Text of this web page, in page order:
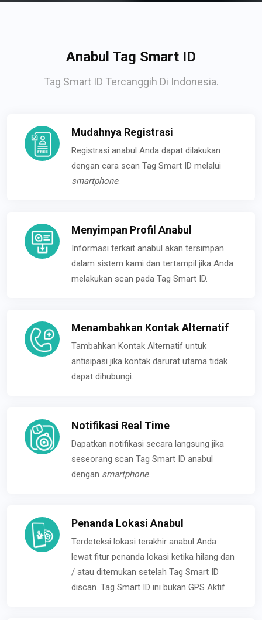
Anabul Tag Smart ID
Tag Smart ID Tercanggih Di Indonesia.
Mudahnya Registrasi
Registrasi anabul Anda dapat dilakukan
dengan cara scan Tag Smart ID melalui
smartphone.
Menyimpan Profil Anabul
Informasi terkait anabul akan tersimpan
dalam sistem kami dan tertampil jika Anda
melakukan scan pada Tag Smart ID.
Menambahkan Kontak Alternatif
Tambahkan Kontak Alternatif untuk
antisipasi jika kontak darurat utama tidak
dapat dihubungi.
Notifikasi Real Time
Dapatkan notifikasi secara langsung jika
seseorang scan Tag Smart ID anabul
dengan smartphone.
Penanda Lokasi Anabul
Terdeteksi lokasi terakhir anabul Anda
lewat fitur penanda lokasi ketika hilang dan
/ atau ditemukan setelah Tag Smart ID
discan. Tag Smart ID ini bukan GPS Aktif.